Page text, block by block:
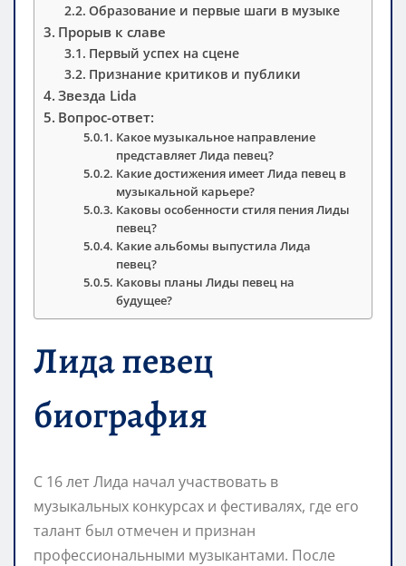
Образование и первые шаги в музыке
Прорыв к славе
Первый успех на сцене
Признание критиков и публики
Звезда Lida
Вопрос-ответ:
Какое музыкальное направление
представляет Лида певец?
Какие достижения имеет Лида певец в
музыкальной карьере?
Каковы особенности стиля пения Лиды
певец?
Какие альбомы выпустила Лида
певец?
Каковы планы Лиды певец на
будущее?
Лида певец
биография
С 16 лет Лида начал участвовать в
музыкальных конкурсах и фестивалях, где его
талант был отмечен и признан
профессиональными музыкантами. После